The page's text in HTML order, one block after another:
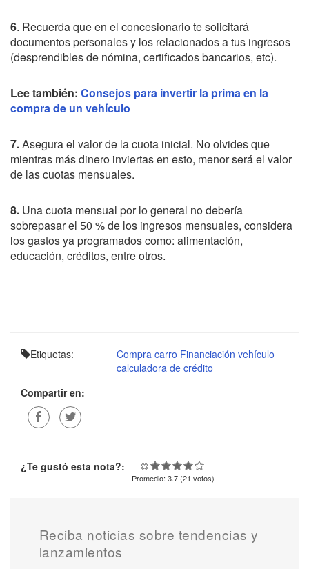
6. Recuerda que en el concesionario te solicitará
documentos personales y los relacionados a tus ingresos
(desprendibles de nómina, certificados bancarios, etc).
Lee también: Consejos para invertir la prima en la
compra de un vehículo
7.Asegura el valor de la cuota inicial. No olvides que
mientras más dinero inviertas en esto, menor será el valor
de las cuotas mensuales.
8. Una cuota mensual por lo general no debería
sobrepasar el 50 % de los ingresos mensuales, considera
los gastos ya programados como: alimentación,
educación, créditos, entre otros.
Etiquetas: Compra carro Financiación vehículo
calculadora de crédito
Compartir en:
¿Te gustó esta nota?:
Promedio: 3.7 (21 votos)
Reciba noticias sobre tendencias y
lanzamientos